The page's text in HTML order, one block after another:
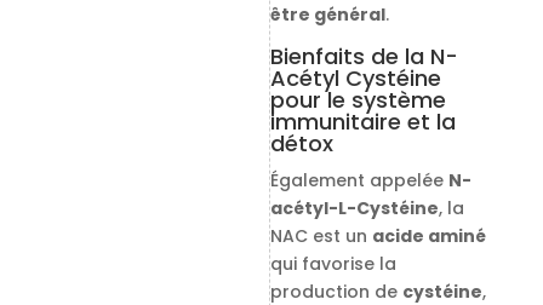
être général.
Bienfaits de la N-
Acétyl Cystéine
pour le système
immunitaire et la
détox
Également appelée N-
acétyl-L-Cystéine, la
NAC est un acide aminé
qui favorise la
production de cystéine,